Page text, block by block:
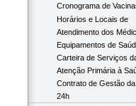
Cronograma de
Horários e Locais de
Atendimento dos
Equipamentos de
Carteira de Serviços
Atenção Primária à
Contrato de Gestão da
24h